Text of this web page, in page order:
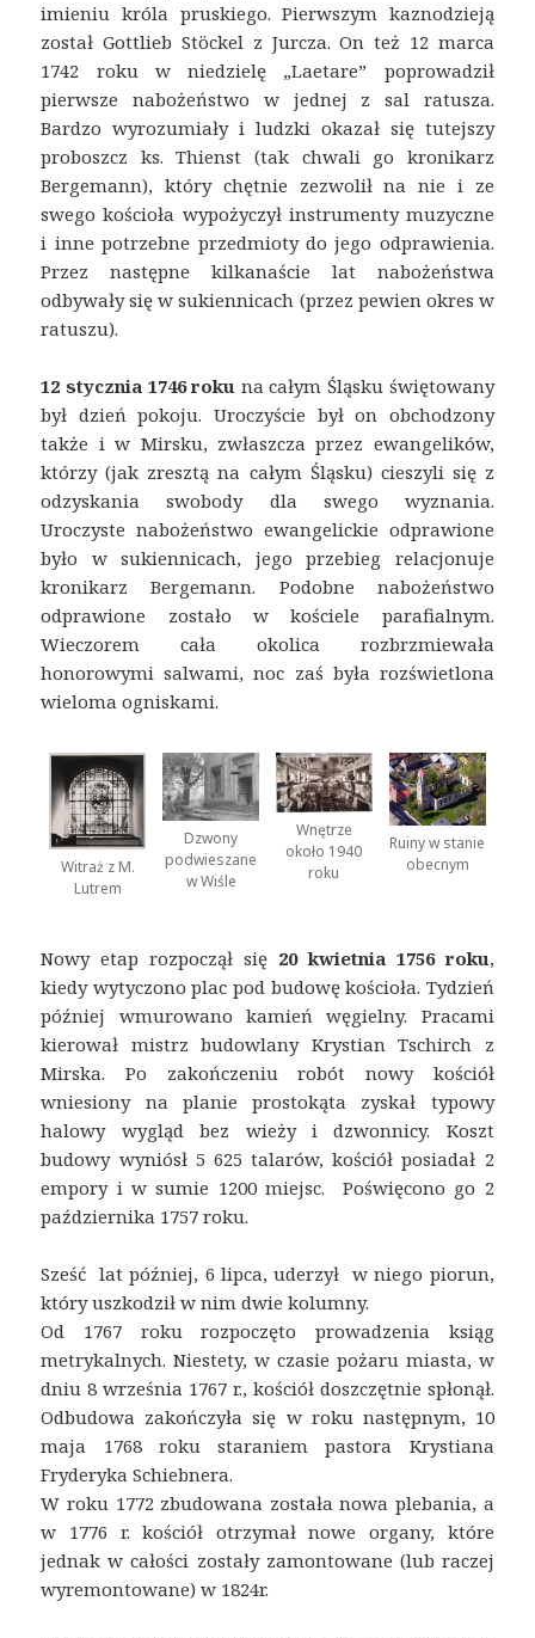
imieniu króla pruskiego. Pierwszym kaznodzieją
został Gottlieb Stöckel z Jurcza. On też 12 marca
1742 roku w niedzielę „Laetare” poprowadził
pierwsze nabożeństwo w jednej z sal ratusza.
Bardzo wyrozumiały i ludzki okazał się tutejszy
proboszcz ks. Thienst (tak chwali go kronikarz
Bergemann), który chętnie zezwolił na nie i ze
swego kościoła wypożyczył instrumenty muzyczne
i inne potrzebne przedmioty do jego odprawienia.
Przez następne kilkanaście lat nabożeństwa
odbywały się w sukiennicach (przez pewien okres w
ratuszu).
12 stycznia 1746 roku na całym Śląsku świętowany
był dzień pokoju. Uroczyście był on obchodzony
także i w Mirsku, zwłaszcza przez ewangelików,
którzy (jak zresztą na całym Śląsku) cieszyli się z
odzyskania swobody dla swego wyznania.
Uroczyste nabożeństwo ewangelickie odprawione
było w sukiennicach, jego przebieg relacjonuje
kronikarz Bergemann. Podobne nabożeństwo
odprawione zostało w kościele parafialnym.
Wieczorem cała okolica rozbrzmiewała
honorowymi salwami, noc zaś była rozświetlona
wieloma ogniskami.
Witraż z M.
Lutrem
Dzwony
podwieszane
w Wiśle
Wnętrze
około 1940
roku
Ruiny w stanie
obecnym
Nowy etap rozpoczął się 20 kwietnia 1756 roku,
kiedy wytyczono plac pod budowę kościoła. Tydzień
później wmurowano kamień węgielny. Pracami
kierował mistrz budowlany Krystian Tschirch z
Mirska. Po zakończeniu robót nowy kościół
wniesiony na planie prostokąta zyskał typowy
halowy wygląd bez wieży i dzwonnicy. Koszt
budowy wyniósł 5 625 talarów, kościół posiadał 2
empory i w sumie 1200 miejsc. Poświęcono go 2
października 1757 roku.
Sześć lat później, 6 lipca, uderzył w niego piorun,
który uszkodził w nim dwie kolumny.
Od 1767 roku rozpoczęto prowadzenia ksiąg
metrykalnych. Niestety, w czasie pożaru miasta, w
dniu 8 września 1767 r., kościół doszczętnie spłonął.
Odbudowa zakończyła się w roku następnym, 10
maja 1768 roku staraniem pastora Krystiana
Fryderyka Schiebnera.
W roku 1772 zbudowana została nowa plebania, a
w 1776 r. kościół otrzymał nowe organy, które
jednak w całości zostały zamontowane (lub raczej
wyremontowane) w 1824r.